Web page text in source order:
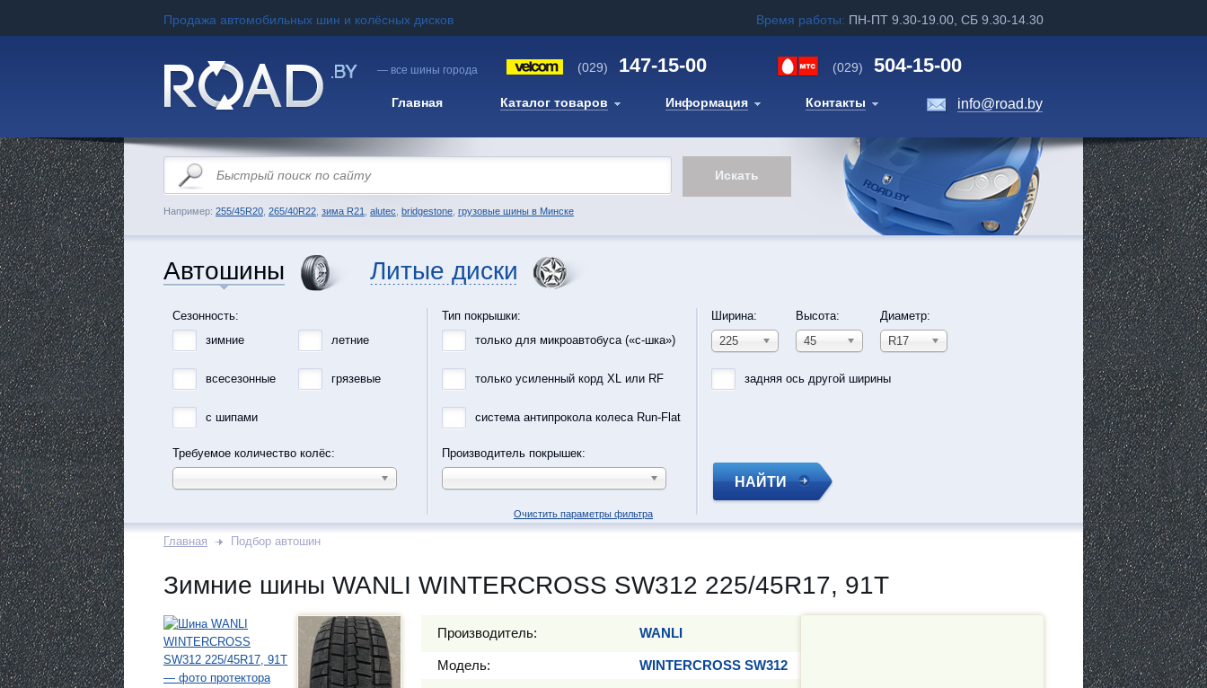
Продажа автомобильных шин и колёсных дисков Время работы: ПН-ПТ 9.30-19.00, СБ 9.30-14.30
— все шины города (029) 147-15-00 (029) 504-15-00
Главная Каталог товаров Информация Контакты info@road.by
Например: 255/45R20 265/40R22 зима R21 alutec bridgestone грузовые шины в Минске
Автошины Литые диски
Сезонность:
зимние
летние
всесезонные грязевые
с шипами
Требуемое количество колёс:
Тип покрышки:
только для микроавтобуса («с-шка»)
только усиленный корд XL или RF
система антипрокола колеса Run-Flat
Производитель покрышек:
Ширина:
225
Высота:
45
Диаметр:
R17
задняя ось другой ширины
НАЙТИ
Очистить параметры фильтра
Главная Подбор автошин
Зимние шины WANLI WINTERCROSS SW312 225/45R17, 91T
Производитель: WANLI
Модель: WINTERCROSS SW312